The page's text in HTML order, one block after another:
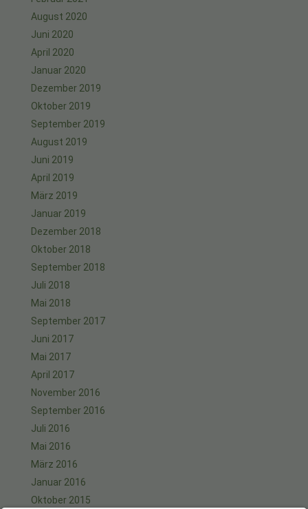
August 2020
Juni 2020
April 2020
Januar 2020
Dezember 2019
Oktober 2019
September 2019
August 2019
Juni 2019
April 2019
März 2019
Januar 2019
Dezember 2018
Oktober 2018
September 2018
Juli 2018
Mai 2018
September 2017
Juni 2017
Mai 2017
April 2017
November 2016
September 2016
Juli 2016
Mai 2016
März 2016
Januar 2016
Oktober 2015